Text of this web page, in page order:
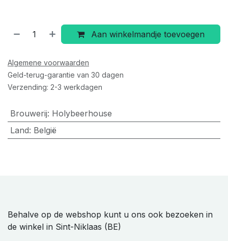
Aan winkelmandje toevoegen
Algemene voorwaarden
Geld-terug-garantie van 30 dagen
Verzending: 2-3 werkdagen
Brouwerij: Holybeerhouse
Land: België
Behalve op de webshop kunt u ons ook bezoeken in
de winkel in Sint-Niklaas (BE)